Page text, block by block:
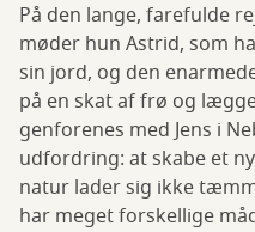
På den lange, farefulde
møder hun Astrid, som
sin jord, og den
på en skat af frø og
genforenes med Jens i
udfordring: at skabe et
natur lader sig ikke
har meget forskellige